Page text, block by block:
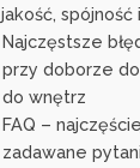
jakość, spójność
Najczęstsze
przy doborze
do wnętrz
FAQ –
zadawane